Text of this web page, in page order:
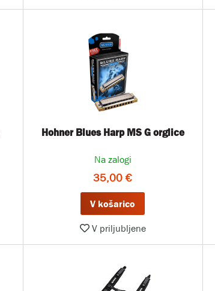
Hohner Blues Harp MS G orglice
Na zalogi
35,00 €
V košarico
V priljubljene